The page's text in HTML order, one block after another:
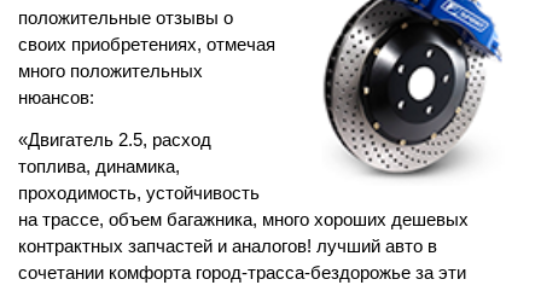
положительные отзывы о
своих приобретениях, отмечая
много положительных
нюансов:
«Двигатель 2.5, расход
топлива, динамика,
проходимость, устойчивость
на трассе, объем багажника, много хороших дешевых
контрактных запчастей и аналогов! лучший авто в
сочетании комфорта город-трасса-бездорожье за эти